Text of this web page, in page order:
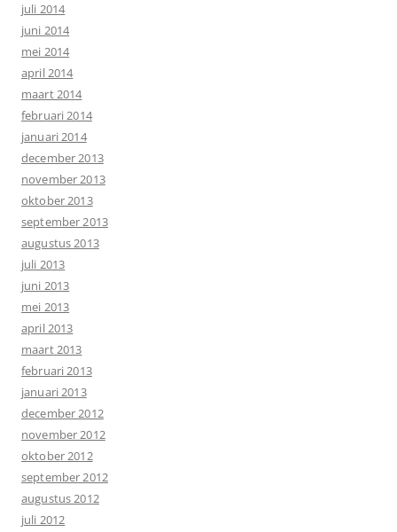
juli 2014
juni 2014
mei 2014
april 2014
maart 2014
februari 2014
januari 2014
december 2013
november 2013
oktober 2013
september 2013
augustus 2013
juli 2013
juni 2013
mei 2013
april 2013
maart 2013
februari 2013
januari 2013
december 2012
november 2012
oktober 2012
september 2012
augustus 2012
juli 2012